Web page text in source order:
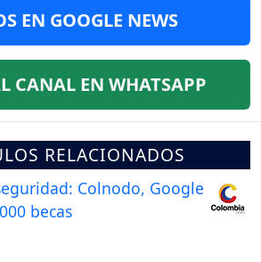
EN GOOGLE NEWS
CANAL EN WHATSAPP
RELACIONADOS